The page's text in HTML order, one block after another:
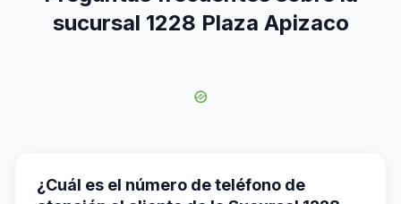
sucursal 1228 Plaza Apizaco
¿Cuál es el número de teléfono de